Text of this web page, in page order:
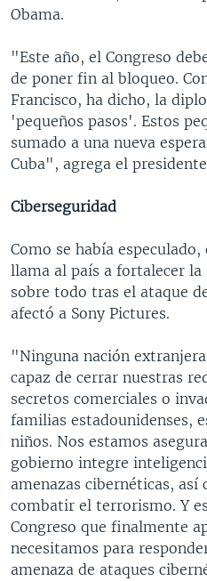
Obama.
"Este año, el Congreso
de poner fin al bloqueo.
Francisco, ha dicho, la
'pequeños pasos'. Estos
sumado a una nueva
Cuba", agrega el
Ciberseguridad
Como se había
llama al país a fortalecer la
sobre todo tras el ataque
afectó a Sony Pictures.
"Ninguna nación
capaz de cerrar nuestras
secretos comerciales o
familias estadounidenses,
niños. Nos estamos
gobierno integre
amenazas cibernéticas, así
combatir el terrorismo. Y
Congreso que finalmente
necesitamos para
amenaza de ataques